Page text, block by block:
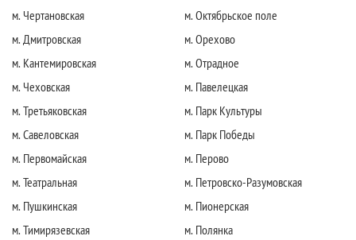
м. Чертановская
м. Дмитровская
м. Кантемировская
м. Чеховская
м. Третьяковская
м. Савеловская
м. Первомайская
м. Театральная
м. Пушкинская
м. Тимирязевская
м. Октябрьское поле
м. Орехово
м. Отрадное
м. Павелецкая
м. Парк Культуры
м. Парк Победы
м. Перово
м. Петровско-Разумовская
м. Пионерская
м. Полянка